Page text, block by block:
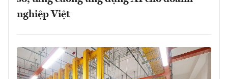
nghiệp Việt